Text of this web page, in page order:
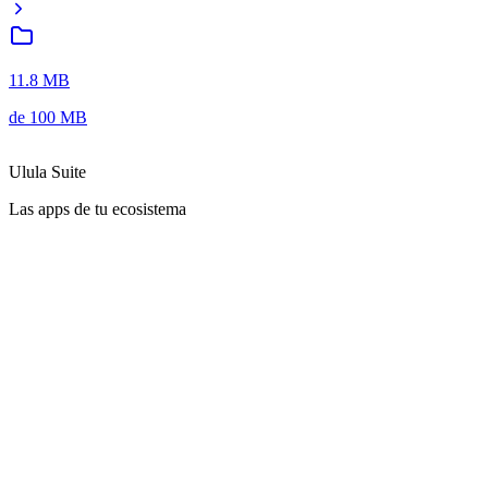
11.8 MB
de 100 MB
Ulula Suite
Las apps de tu ecosistema